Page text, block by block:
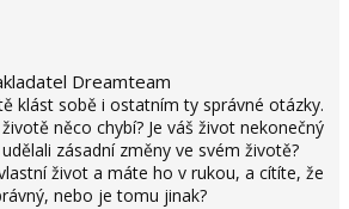
Dreamteam
klást sobě i ostatním ty správné otázky.
něco chybí? Je váš život nekonečný
zásadní změny ve svém životě?
život a máte ho v rukou, a cítíte, že
nebo je tomu jinak?